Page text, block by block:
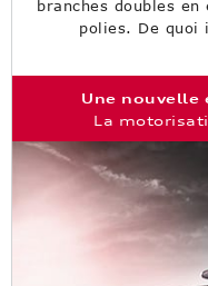
branches doubles
polies. De quoi
Une nouvelle
La